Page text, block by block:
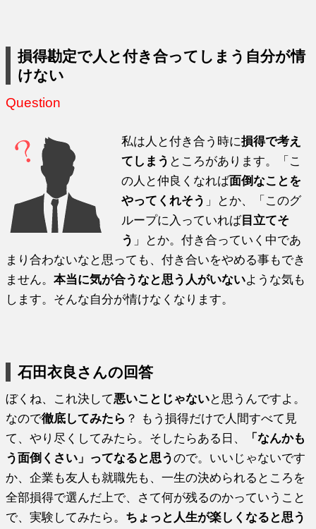
損得勘定で人と付き合ってしまう自分が情
けない
Question
私は人と付き合う時に損得で考え
てしまう ところがあります。「こ
の人と仲良くなれば面倒なことを
やってくれそう 」とか、「このグ
ループに入っていれば目立てそ
う 」とか。付き合っていく中であ
まり合わないなと思っても、付き合いをやめる事もでき
ません。本当に気が合うなと思う人がいないような気も
します。そんな自分が情けなくなります。
石田衣良さんの回答
ぼくね、これ決して悪いことじゃないと思うんですよ。
なので徹底してみたら ？ もう損得だけで人間すべて見
て、やり尽くしてみたら。そしたらある日、
「なんかも
う面倒くさい」ってなると思うので。いいじゃないです
か、企業も友人も就職先も、一生の決められるところを
全部損得で選んだ上で、さて何が残るのかっていうこと
で、実験してみたら。 ちょっと人生が楽しくなると思う